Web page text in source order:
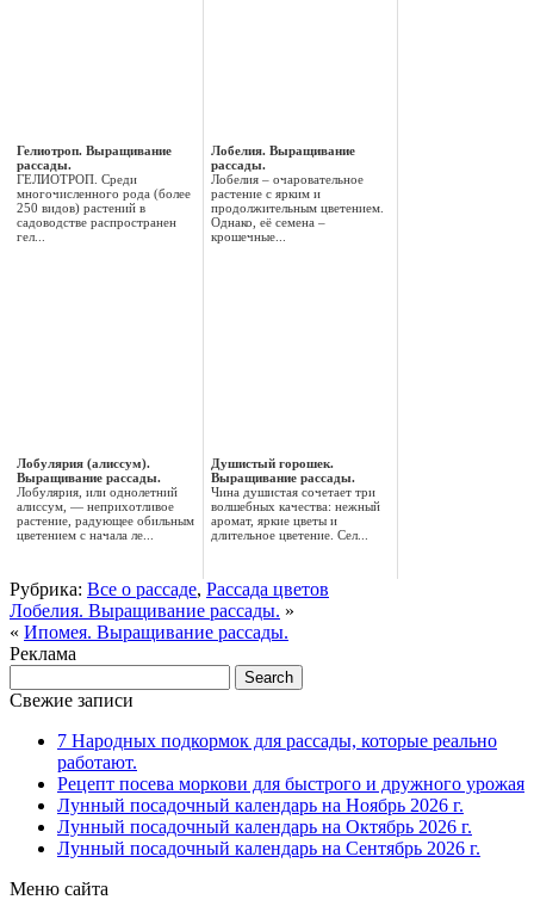
Гелиотроп. Выращивание
рассады.
ГЕЛИОТРОП. Среди
многочисленного рода (более
250 видов) растений в
садоводстве распространен
гел...
Лобелия. Выращивание
рассады.
Лобелия – очаровательное
растение с ярким и
продолжительным цветением.
Однако, её семена –
крошечные...
Лобулярия (алиссум).
Выращивание рассады.
Лобулярия, или однолетний
алиссум, — неприхотливое
растение, радующее обильным
цветением с начала ле...
Душистый горошек.
Выращивание рассады.
Чина душистая сочетает три
волшебных качества: нежный
аромат, яркие цветы и
длительное цветение. Сел...
Рубрика: Все о рассаде, Рассада цветов
Лобелия. Выращивание рассады. »
« Ипомея. Выращивание рассады.
Реклама
Свежие записи
7 Народных подкормок для рассады, которые реально
работают.
Рецепт посева моркови для быстрого и дружного урожая
Лунный посадочный календарь на Ноябрь 2026 г.
Лунный посадочный календарь на Октябрь 2026 г.
Лунный посадочный календарь на Сентябрь 2026 г.
Меню сайта